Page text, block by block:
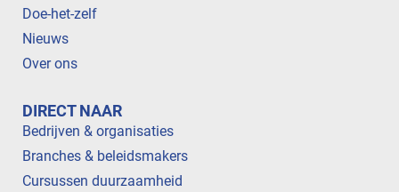
Doe-het-zelf
Nieuws
Over ons
DIRECT NAAR
Bedrijven & organisaties
Branches & beleidsmakers
Cursussen duurzaamheid